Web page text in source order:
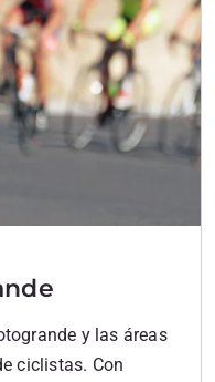
y las áreas
ciclistas. Con